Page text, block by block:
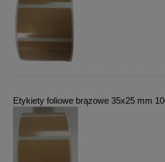
Etykiety foliowe brązowe 35x25 mm